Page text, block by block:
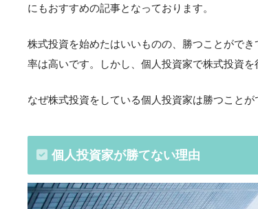
にもおすすめの記事となっております。
株式投資を始めたはいいものの、勝つことがで
率は高いです。しかし、個人投資家で株式投資
なぜ株式投資をしている個人投資家は勝つこと
個人投資家が勝てない理由